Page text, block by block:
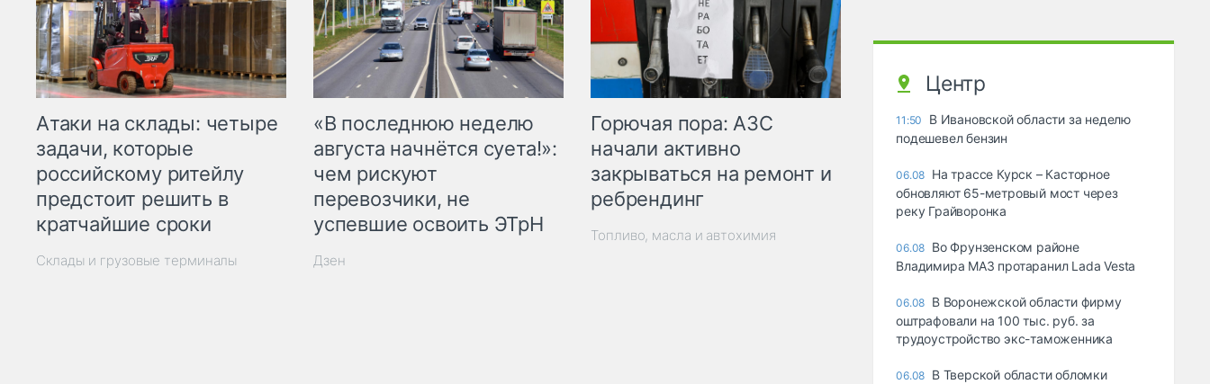
Атаки на склады: четыре
задачи, которые
российскому ритейлу
предстоит решить в
кратчайшие сроки
Склады и грузовые терминалы
«В последнюю неделю
августа начнётся суета!»:
чем рискуют
перевозчики, не
успевшие освоить ЭТрН
Дзен
Горючая пора: АЗС
начали активно
закрываться на ремонт и
ребрендинг
Топливо, масла и автохимия
Центр
11:50
В Ивановской области за неделю
подешевел бензин
06.08 На трассе Курск – Касторное
обновляют 65-метровый мост через
реку Грайворонка
06.08 Во Фрунзенском районе
Владимира МАЗ протаранил Lada Vesta
06.08 В Воронежской области фирму
оштрафовали на 100 тыс. руб. за
трудоустройство экс-таможенника
06.08 В Тверской области обломки